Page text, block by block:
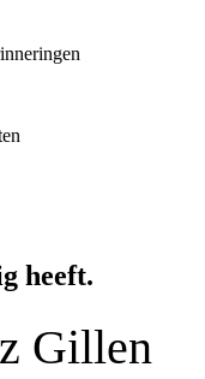
heeft.
Gillen